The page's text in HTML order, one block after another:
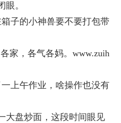
。
子的小神兽要不要打包带
家，各气各妈。www.zuih
上午作业，啥操作也没有
大盘炒面，这段时间眼见